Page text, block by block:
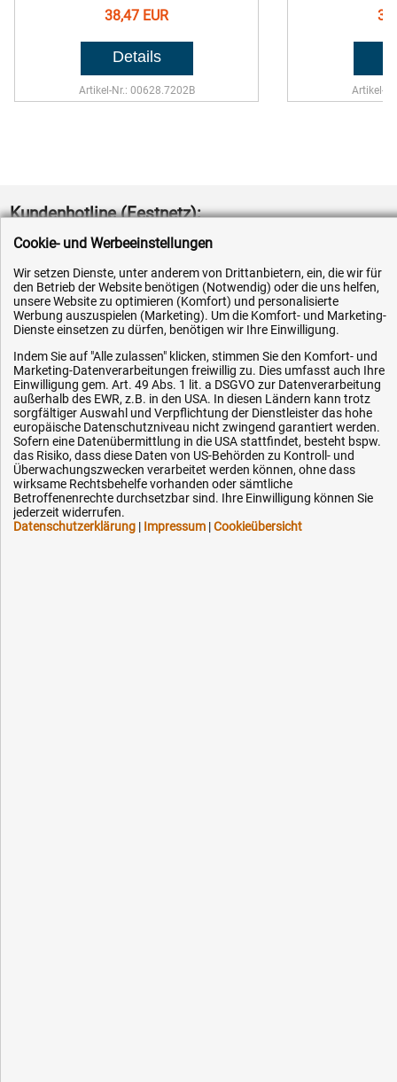
38,47 EUR
Artikel-Nr.: 00628.7202B Artikel-
Kundenhotline (Festnetz):
+49 (0) 5351 - 523 520
Mo.-Fr. 07:30 - 16:00 Uhr
Fax (kostenlos):
+49 (0) 800 - 498 326 4
E-Mail:
info@hytec-hydraulik.de
Hilfe & Service
Cookie- und Werbeeinstellungen
Wir setzen Dienste, unter anderem von Drittanbietern, ein, die wir für
den Betrieb der Website benötigen (Notwendig) oder die uns helfen,
unsere Website zu optimieren (Komfort) und personalisierte
Werbung auszuspielen (Marketing). Um die Komfort- und Marketing-
Dienste einsetzen zu dürfen, benötigen wir Ihre Einwilligung.
Indem Sie auf "Alle zulassen" klicken, stimmen Sie den Komfort- und
Marketing-Datenverarbeitungen freiwillig zu. Dies umfasst auch Ihre
Einwilligung gem. Art. 49 Abs. 1 lit. a DSGVO zur Datenverarbeitung
außerhalb des EWR, z.B. in den USA. In diesen Ländern kann trotz
sorgfältiger Auswahl und Verpflichtung der Dienstleister das hohe
europäische Datenschutzniveau nicht zwingend garantiert werden.
Sofern eine Datenübermittlung in die USA stattfindet, besteht bspw.
das Risiko, dass diese Daten von US-Behörden zu Kontroll- und
Überwachungszwecken verarbeitet werden können, ohne dass
wirksame Rechtsbehelfe vorhanden oder sämtliche
Betroffenenrechte durchsetzbar sind. Ihre Einwilligung können Sie
jederzeit widerrufen.
Datenschutzerklärung | Impressum |Cookieübersicht